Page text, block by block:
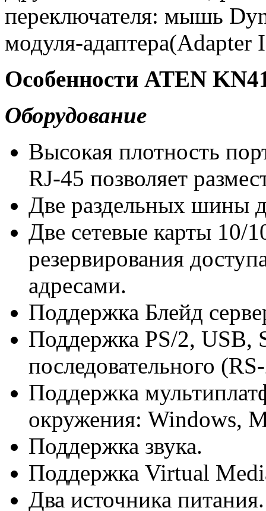
переключателя: мышь
модуля-
Особенности ATEN
Оборудование
Высокая плотность
RJ-45 позволяет
Две раздельных шины
Двe сетевые карты 10/
резервирования
адресами.
Поддержка Блейд
Поддержка PS/2, USB,
последовательного
Поддержка
окружения: Windows,
Поддержка звука.
Поддержка Virtual
Два источника питания.